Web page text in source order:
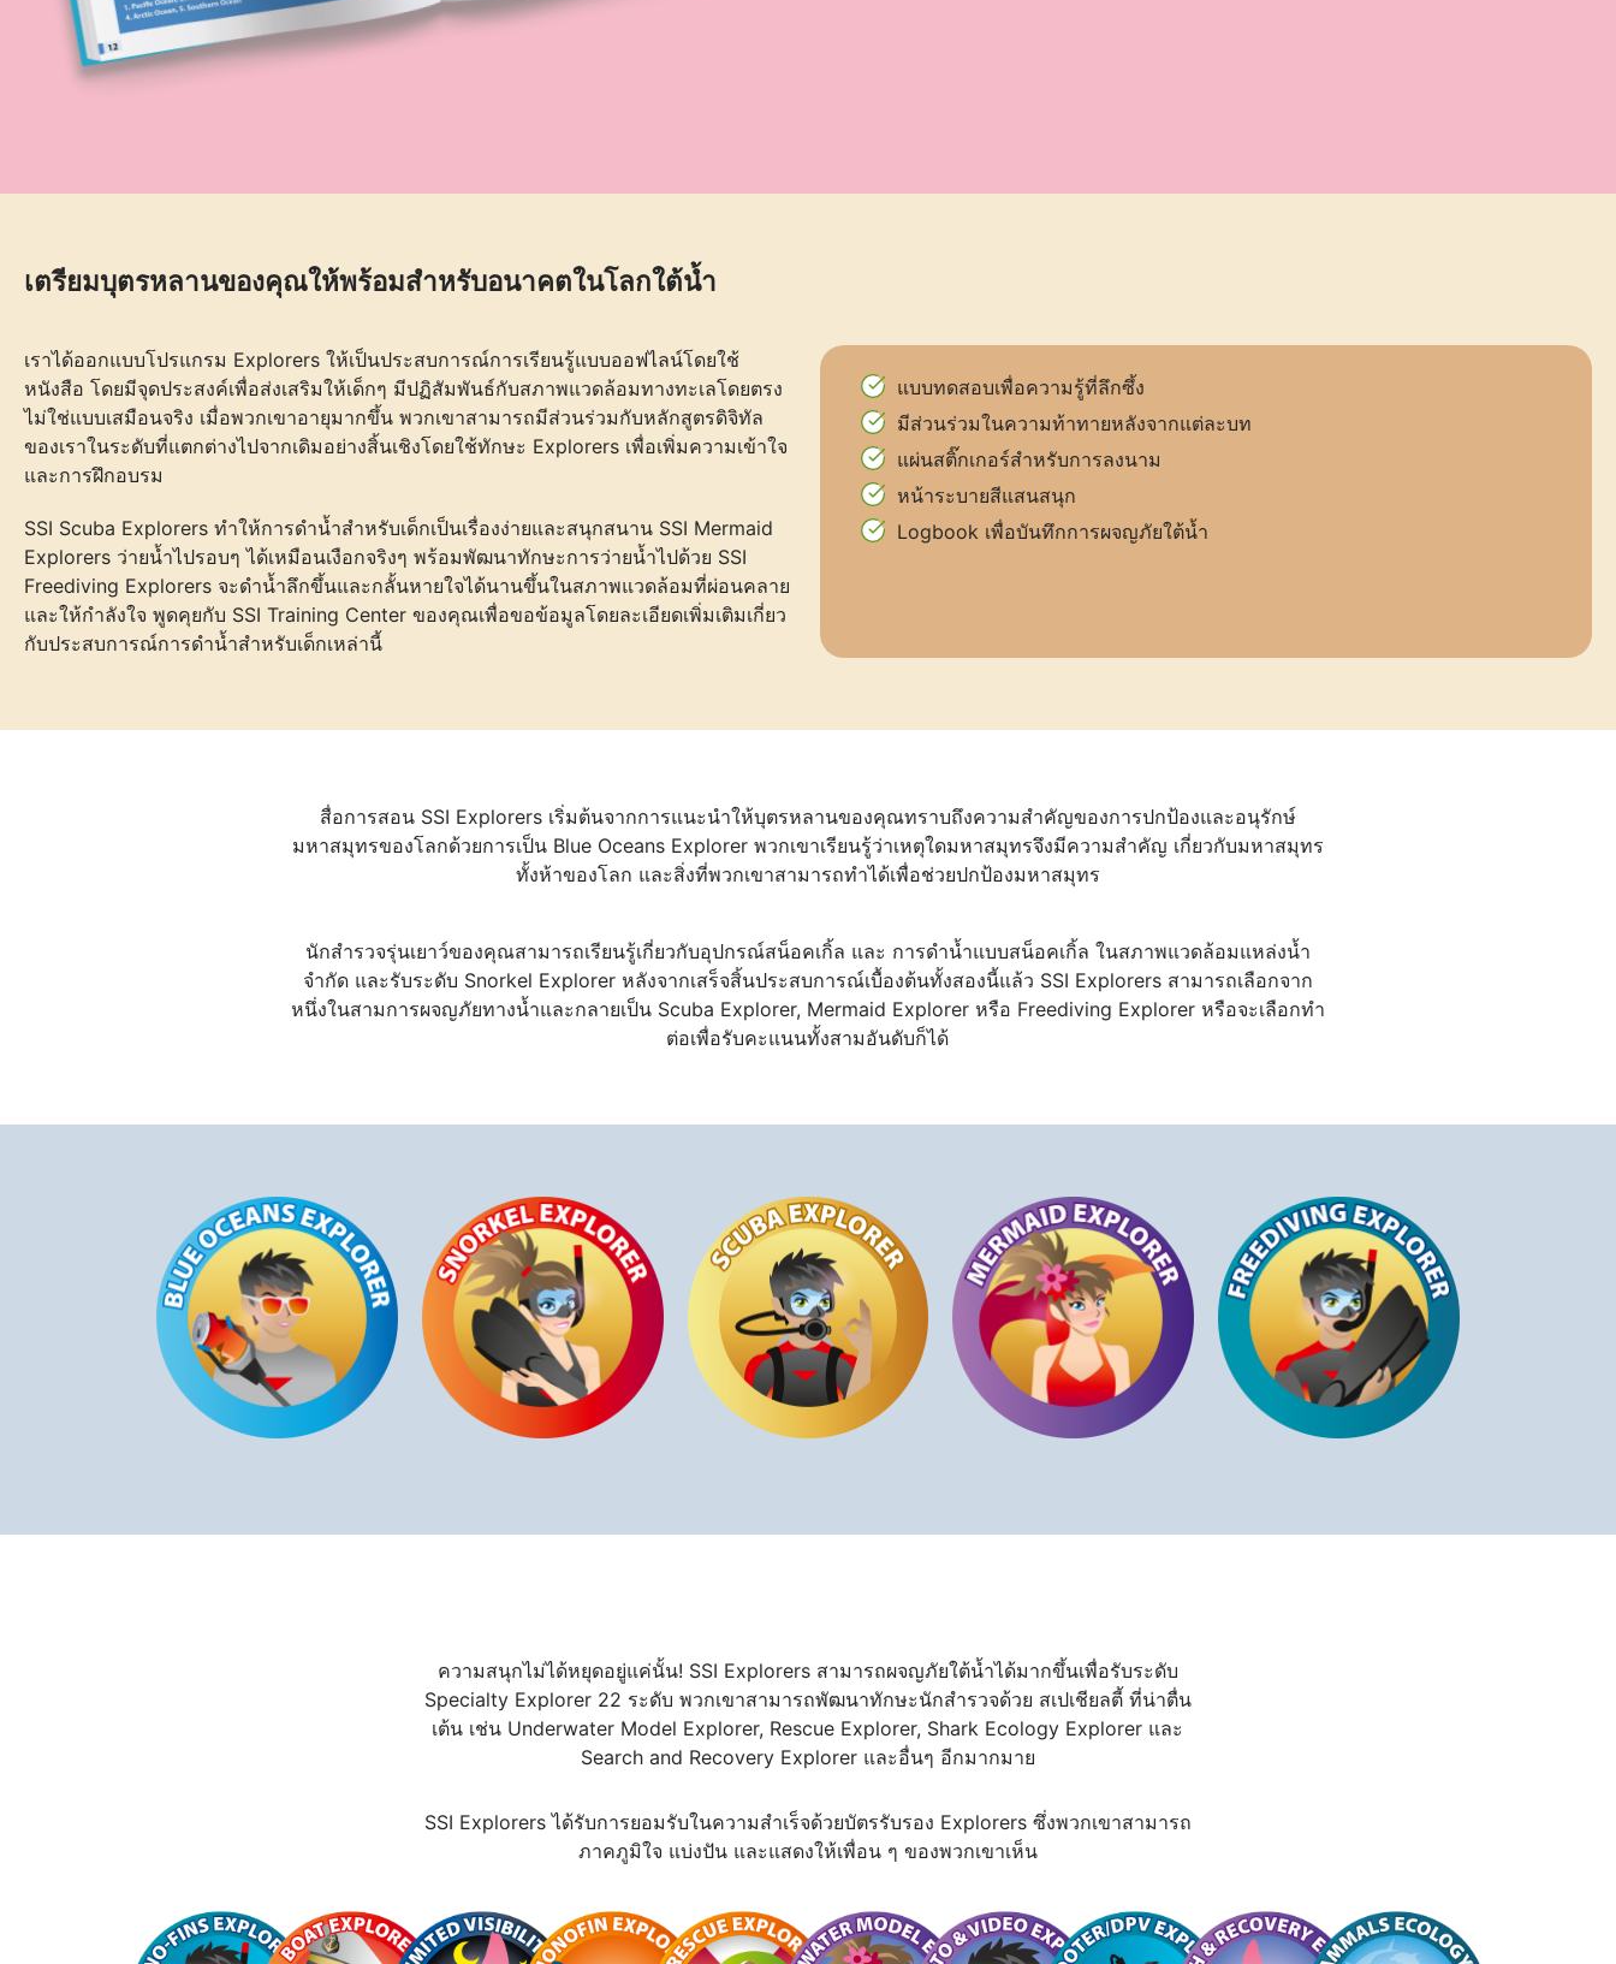
เตรียมบุตรหลานของคุณให้พร้อมสำหรับอนาคตในโลกใต้น้ำ
เราได้ออกแบบโปรแกรม Explorers ให้เป็นประสบการณ์การเรียนรู้แบบออฟไลน์โดยใช้
หนังสือ โดยมีจุดประสงค์เพื่อส่งเสริมให้เด็กๆ มีปฏิสัมพันธ์กับสภาพแวดล้อมทางทะเลโดยตรง
ไม่ใช่แบบเสมือนจริง เมื่อพวกเขาอายุมากขึ้น พวกเขาสามารถมีส่วนร่วมกับหลักสูตรดิจิทัล
ของเราในระดับที่แตกต่างไปจากเดิมอย่างสิ้นเชิงโดยใช้ทักษะ Explorers เพื่อเพิ่มความเข้าใจ
และการฝึกอบรม
SSI Scuba Explorers ทำให้การดำน้ำสำหรับเด็กเป็นเรื่องง่ายและสนุกสนาน SSI Mermaid
Explorers ว่ายน้ำไปรอบๆ ได้เหมือนเงือกจริงๆ พร้อมพัฒนาทักษะการว่ายน้ำไปด้วย SSI
Freediving Explorers จะดำน้ำลึกขึ้นและกลั้นหายใจได้นานขึ้นในสภาพแวดล้อมที่ผ่อนคลาย
และให้กำลังใจ พูดคุยกับ SSI Training Center ของคุณเพื่อขอข้อมูลโดยละเอียดเพิ่มเติมเกี่ยว
กับประสบการณ์การดำน้ำสำหรับเด็กเหล่านี้
แบบทดสอบเพื่อความรู้ที่ลึกซึ้ง
มีส่วนร่วมในความท้าทายหลังจากแต่ละบท
แผ่นสติ๊กเกอร์สำหรับการลงนาม
หน้าระบายสีแสนสนุก
Logbook เพื่อบันทึกการผจญภัยใต้น้ำ
สื่อการสอน SSI Explorers เริ่มต้นจากการแนะนำให้บุตรหลานของคุณทราบถึงความสำคัญของการปกป้องและอนุรักษ์
มหาสมุทรของโลกด้วยการเป็น Blue Oceans Explorer พวกเขาเรียนรู้ว่าเหตุใดมหาสมุทรจึงมีความสำคัญ เกี่ยวกับมหาสมุทร
ทั้งห้าของโลก และสิ่งที่พวกเขาสามารถทำได้เพื่อช่วยปกป้องมหาสมุทร
นักสำรวจรุ่นเยาว์ของคุณสามารถเรียนรู้เกี่ยวกับอุปกรณ์สน็อคเกิ้ล และ การดำน้ำแบบสน็อคเกิ้ล ในสภาพแวดล้อมแหล่งน้ำ
จำกัด และรับระดับ Snorkel Explorer หลังจากเสร็จสิ้นประสบการณ์เบื้องต้นทั้งสองนี้แล้ว SSI Explorers สามารถเลือกจาก
หนึ่งในสามการผจญภัยทางน้ำและกลายเป็น Scuba Explorer, Mermaid Explorer หรือ Freediving Explorer หรือจะเลือกทำ
ต่อเพื่อรับคะแนนทั้งสามอันดับก็ได้
ความสนุกไม่ได้หยุดอยู่แค่นั้น! SSI Explorers สามารถผจญภัยใต้น้ำได้มากขึ้นเพื่อรับระดับ
Specialty Explorer 22 ระดับ พวกเขาสามารถพัฒนาทักษะนักสำรวจด้วย สเปเชียลตี้ ที่น่าตื่น
เต้น เช่น Underwater Model Explorer, Rescue Explorer, Shark Ecology Explorer และ
Search and Recovery Explorer และอื่นๆ อีกมากมาย
SSI Explorers ได้รับการยอมรับในความสำเร็จด้วยบัตรรับรอง Explorers ซึ่งพวกเขาสามารถ
ภาคภูมิใจ แบ่งปัน และแสดงให้เพื่อน ๆ ของพวกเขาเห็น